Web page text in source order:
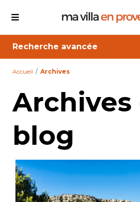
Recherche avancée
Accueil Archives
Archives
blog